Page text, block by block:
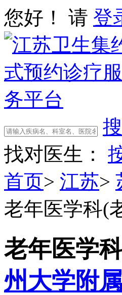
您好！ 请 登
找对医生：
首页> 江苏>
老年医学科(
老年医学
州大学附